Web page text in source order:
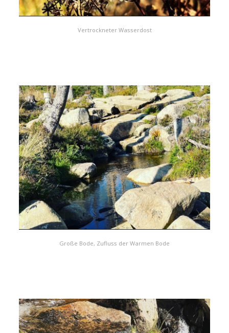
Vertrockneter Wasserdost
Große Bode, Zufluss der Warmen Bode